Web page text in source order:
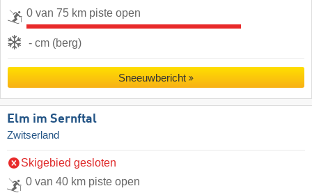
0 van 75 km piste open
- cm (berg)
Sneeuwbericht
Elm im Sernftal
Zwitserland
Skigebied gesloten
0 van 40 km piste open